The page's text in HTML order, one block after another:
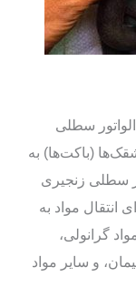
سطلی
(باکت‌ها) به
سطلی زنجیری
انتقال مواد به
گرانولی،
و سایر مواد